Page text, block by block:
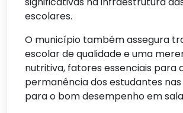
escolares.
O município também assegura
escolar de qualidade e uma
nutritiva, fatores essenciais para
permanência dos estudantes
para o bom desempenho em